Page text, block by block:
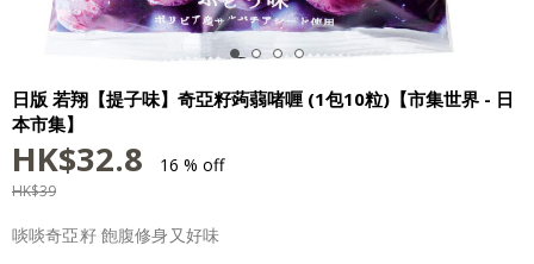
日版 若翔【提子味】奇亞籽蒟蒻啫喱 (1包10粒)【市集世界 - 日
本市集】
HK$32.8 16 % off
HK$39
啖啖奇亞籽 飽腹修身又好味